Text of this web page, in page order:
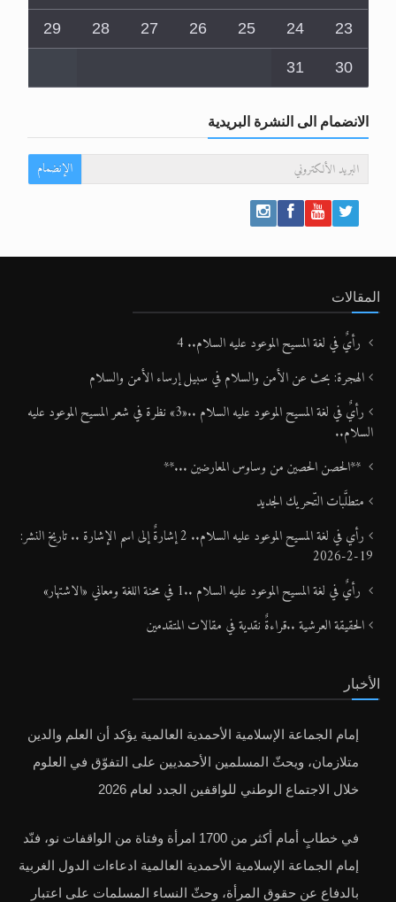
23
24
25
26
27
28
29
30
31
الانضمام الى النشرة البريدية
الإنضمام
المقالات
رأيٌ في لغة المسيح الموعود عليه السلام.. 4
الهجرة: بحث عن الأمن والسلام في سبيل إرساء الأمن والسلام
رأيٌ في لغة المسيح الموعود عليه السلام ..«3» نظرة في شعر المسيح الموعود عليه
السلام..
**الحصن الحصين من وساوس المعارضين ...**
متطلَّبات التّحريك الجديد
رأي في لغة المسيح الموعود عليه السلام.. 2 إشارةٌ إلى اسم الإشارة .. تاريخ النشر:
19-2-2026
رأيٌ في لغة المسيح الموعود عليه السلام ..1 في محنة اللغة ومعاني «الاشتهار»
الحقيقة العرشية ..قراءةٌ نقدية في مقالات المتقدمين
الأخبار
إمام الجماعة الإسلامية الأحمدية العالمية يؤكد أن العلم والدين
متلازمان، ويحثّ المسلمين الأحمديين على التفوّق في العلوم
خلال الاجتماع الوطني للواقفين الجدد لعام 2026
في خطابٍ أمام أكثر من 1700 امرأة وفتاة من الواقفات نو، فنّد
إمام الجماعة الإسلامية الأحمدية العالمية ادعاءات الدول الغربية
بالدفاع عن حقوق المرأة، وحثّ النساء المسلمات على اعتبار